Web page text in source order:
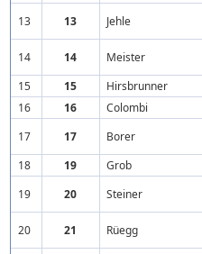
13
13 Jehle
14 14 Meister
15
15 Hirsbrunner
16
16 Colombi
17
17 Borer
18
19 Grob
19
20 Steiner
20 21 Rüegg